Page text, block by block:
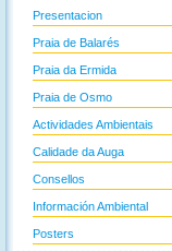
Presentacion
Praia de Balarés
Praia da Ermida
Praia de Osmo
Actividades Ambientais
Calidade da Auga
Consellos
Información Ambiental
Posters